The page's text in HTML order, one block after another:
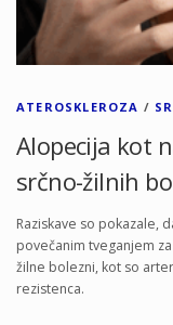
ATEROSKLEROZA /
Alopecija kot
srčno-žilnih
Raziskave so pokazale,
povečanim tveganjem
žilne bolezni, kot so
rezistenca.